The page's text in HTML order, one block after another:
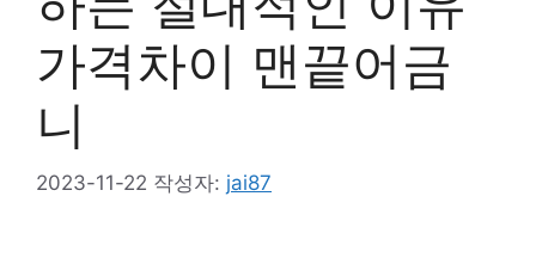
가격차이 맨끝어금
니
2023-11-22 작성자: jai87